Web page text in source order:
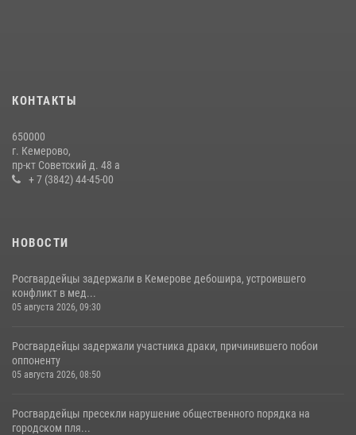
20 июля 2026, 08:52
гипермаркета товары на 13 тысяч рублей (ВИДЕО)
16 июля 2026, 06:43
КОНТАКТЫ
650000
г. Кемерово,
пр-кт Советский д. 48 а
+ 7 (3842) 44-45-00
НОВОСТИ
Росгвардейцы задержали в Кемерове дебошира, устроившего
конфликт в мед...
05 августа 2026, 09:30
Росгвардейцы задержали участника драки, причинившего побои
оппоненту
05 августа 2026, 08:50
Росгвардейцы пресекли нарушение общественного порядка на
городском пля...